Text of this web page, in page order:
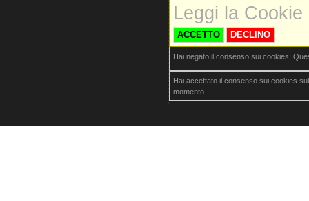
Leggi la Cookie
ACCETTO DECLINO
Hai negato il consenso sui cookies.
Hai accettato il consenso sui cookies
momento.